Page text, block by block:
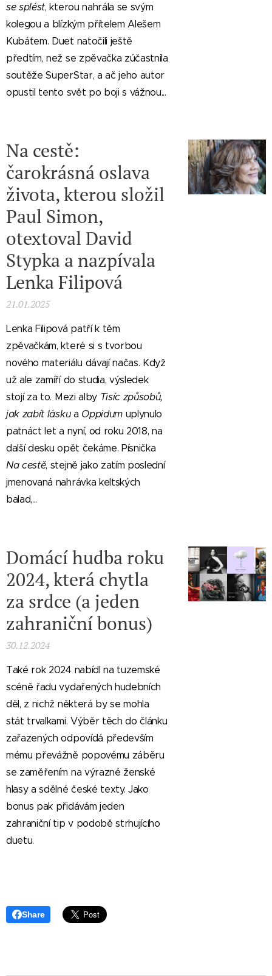
se splést, kterou nahrála se svým
kolegou a blízkým přítelem Alešem
Kubátem. Duet natočili ještě
předtím, než se zpěvačka zúčastnila
soutěže SuperStar, a ač jeho autor
opustil tento svět po boji s vážnou...
Na cestě:
čarokrásná oslava
života, kterou složil
Paul Simon,
otextoval David
Stypka a nazpívala
Lenka Filipová
21.01.2025
Lenka Filipová patří k těm
zpěvačkám, které si s tvorbou
nového materiálu dávají načas. Když
už ale zamíří do studia, výsledek
stojí za to. Mezi alby Tisíc způsobů,
jak zabít láskua Oppidum uplynulo
patnáct let a nyní, od roku 2018, na
další desku opět čekáme. Písnička
Na cestě, stejně jako zatím poslední
jmenovaná nahrávka keltských
balad,...
Domácí hudba roku
2024, která chytla
za srdce (a jeden
zahraniční bonus)
30.12.2024
Také rok 2024 nabídl na tuzemské
scéně řadu vydařených hudebních
děl, z nichž některá by se mohla
stát trvalkami. Výběr těch do článku
zařazených odpovídá především
mému převážně popovému záběru
se zaměřením na výrazné ženské
hlasy a sdělné české texty. Jako
bonus pak přidávám jeden
zahraniční tip v podobě strhujícího
duetu.
Share